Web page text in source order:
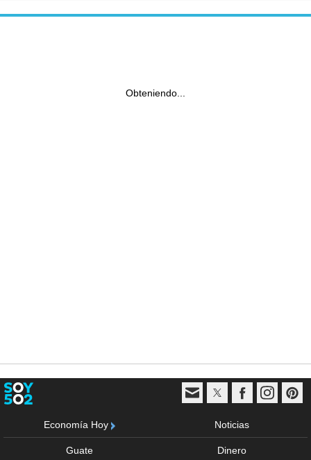
Obteniendo...
Economía Hoy Noticias
Guate Dinero